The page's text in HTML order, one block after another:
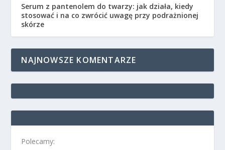
Serum z pantenolem do twarzy: jak działa, kiedy
stosować i na co zwrócić uwagę przy podrażnionej
skórze
NAJNOWSZE KOMENTARZE
Polecamy: